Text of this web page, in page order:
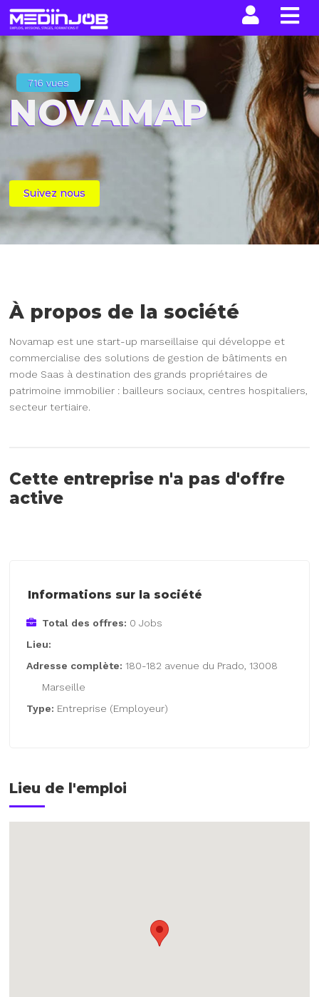
716 vues
NOVAMAP
Suivez nous
À propos de la société
Novamap est une start-up marseillaise qui développe et
commercialise des solutions de gestion de bâtiments en
mode Saas à destination des grands propriétaires de
patrimoine immobilier : bailleurs sociaux, centres hospitaliers,
secteur tertiaire.
Cette entreprise n'a pas d'offre
active
Informations sur la société
Total des offres: 0 Jobs
Lieu:
Adresse complète: 180-182 avenue du Prado, 13008
Marseille
Type: Entreprise (Employeur)
Lieu de l'emploi